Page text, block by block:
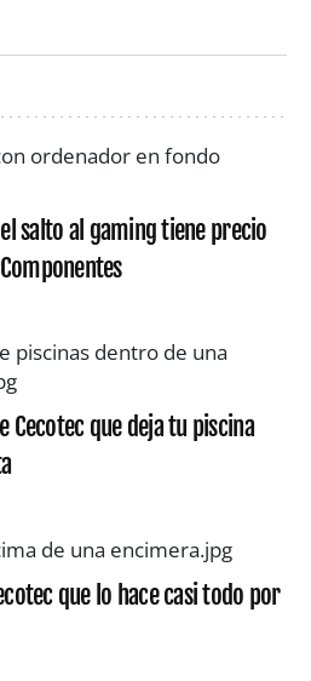
salto al gaming tiene precio
Cecotec que deja tu piscina
que lo hace casi todo por